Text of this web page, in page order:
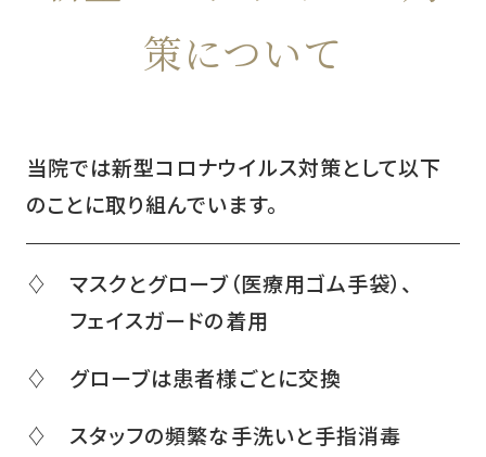
策について
当院では新型コロナウイルス対策として以下
のことに取り組んでいます。
♢ マスクとグローブ（医療用ゴム手袋）、
フェイスガードの着用
♢ グローブは患者様ごとに交換
♢ スタッフの頻繁な手洗いと手指消毒